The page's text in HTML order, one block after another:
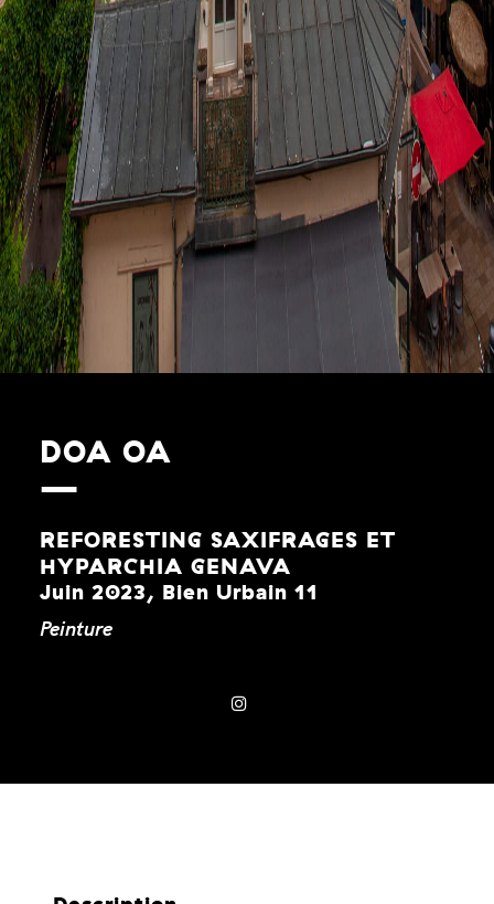
DOA OA
REFORESTING SAXIFRAGES ET
HYPARCHIA GENAVA
Juin 2023, Bien Urbain 11
Peinture